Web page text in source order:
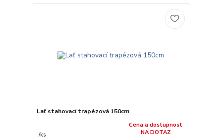
Lať stahovací trapézová 150cm
/ks
Cena a dostupnost
NA DOTAZ